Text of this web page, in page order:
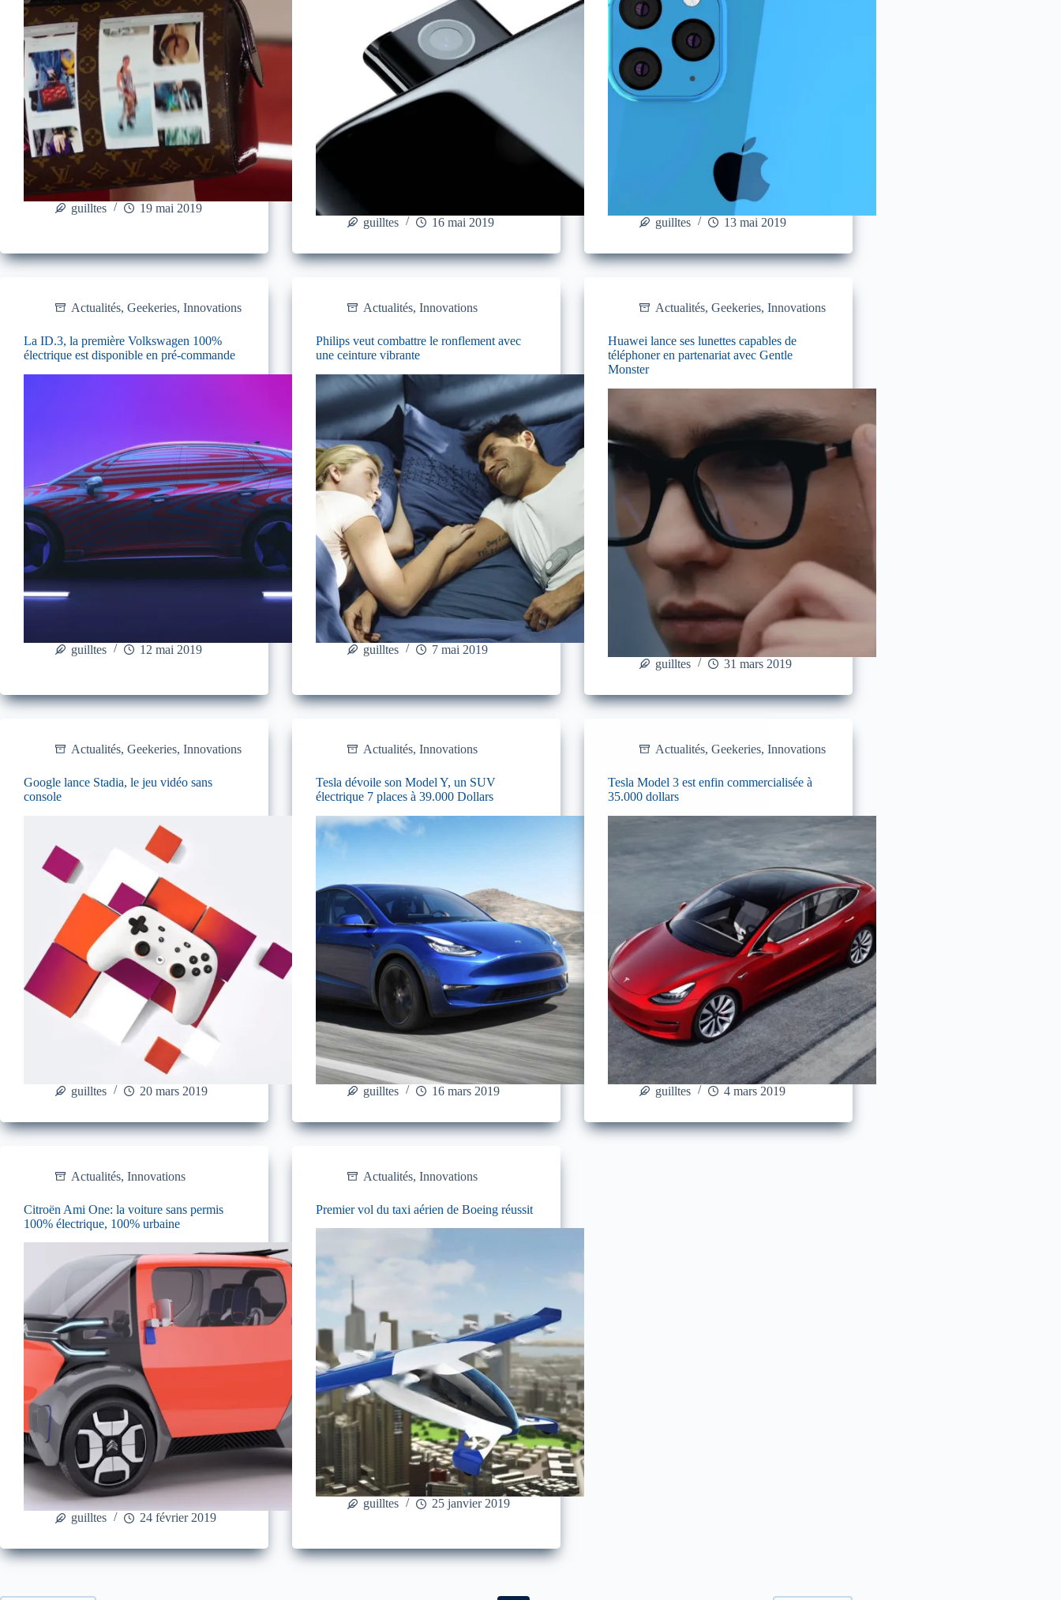
guilltes 19 mai 2019
guilltes 16 mai 2019 guilltes 13 mai 2019
Actualités, Geekeries, Innovations
La ID.3, la première Volkswagen 100%
électrique est disponible en pré-commande
guilltes 12 mai 2019
Actualités, Innovations
Philips veut combattre le ronflement avec
une ceinture vibrante
guilltes 7 mai 2019
Actualités, Geekeries, Innovations
Huawei lance ses lunettes capables de
téléphoner en partenariat avec Gentle
Monster
guilltes 31 mars 2019
Actualités, Geekeries, Innovations
Google lance Stadia, le jeu vidéo sans
console
guilltes 20 mars 2019
Actualités, Innovations
Tesla dévoile son Model Y, un SUV
électrique 7 places à 39.000 Dollars
guilltes 16 mars 2019
Actualités, Geekeries, Innovations
Tesla Model 3 est enfin commercialisée à
35.000 dollars
guilltes 4 mars 2019
Actualités, Innovations
Citroën Ami One: la voiture sans permis
100% électrique, 100% urbaine
guilltes 24 février 2019
Actualités, Innovations
Premier vol du taxi aérien de Boeing réussit
guilltes 25 janvier 2019